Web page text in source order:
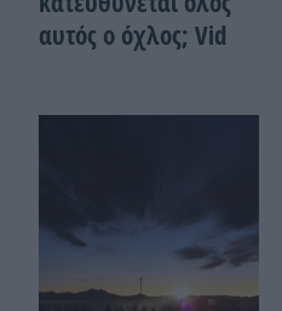
αυτός ο όχλος; Vid